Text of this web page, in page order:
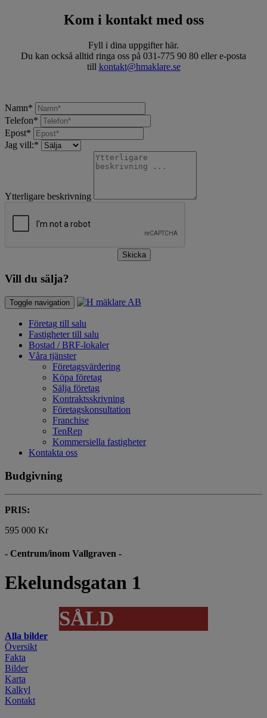
Kom i kontakt med oss
Fyll i dina uppgifter här.
Du kan också alltid ringa oss på 031-775 90 80 eller e-posta
till kontakt@hmaklare.se
Namn*
Telefon*
Epost*
Jag vill:*
Ytterligare beskrivning
Skicka
Vill du sälja?
Toggle navigation
Företag till salu
Fastigheter till salu
Bostad / BRF-lokaler
Våra tjänster
Företagsvärdering
Köpa företag
Sälja företag
Kontraktsskrivning
Företagskonsultation
Franchise
TenRep
Kommersiella fastigheter
Kontakta oss
Budgivning
PRIS:
595 000 Kr
- Centrum/inom Vallgraven -
Ekelundsgatan 1
SÅLD
Alla bilder
Översikt
Fakta
Bilder
Karta
Kalkyl
Kontakt